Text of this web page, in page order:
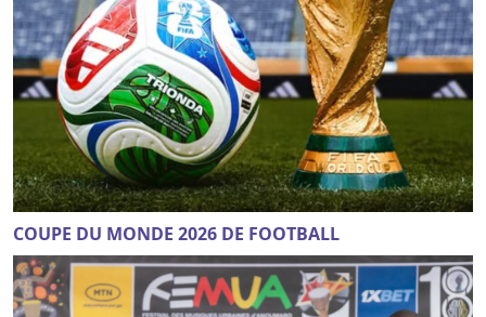
COUPE DU MONDE 2026 DE FOOTBALL